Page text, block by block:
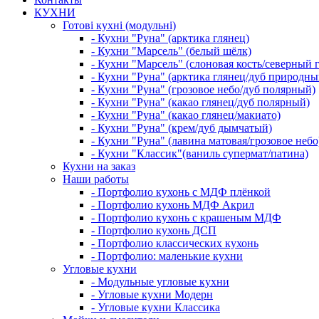
КУХНИ
Готові кухні (модульні)
- Кухни "Руна" (арктика глянец)
- Кухни "Марсель" (белый шёлк)
- Кухни "Марсель" (слоновая кость/северный
- Кухни "Руна" (арктика глянец/дуб
- Кухни "Руна" (грозовое небо/дуб полярный)
- Кухни "Руна" (какао глянец/дуб полярный)
- Кухни "Руна" (какао глянец/макиато)
- Кухни "Руна" (крем/дуб дымчатый)
- Кухни "Руна" (лавина матовая/грозовое
- Кухни "Классик"(ваниль супермат/патина)
Кухни на заказ
Наши работы
- Портфолио кухонь с МДФ плёнкой
- Портфолио кухонь МДФ Акрил
- Портфолио кухонь с крашеным МДФ
- Портфолио кухонь ДСП
- Портфолио классических кухонь
- Портфолио: маленькие кухни
Угловые кухни
- Модульные угловые кухни
- Угловые кухни Модерн
- Угловые кухни Классика